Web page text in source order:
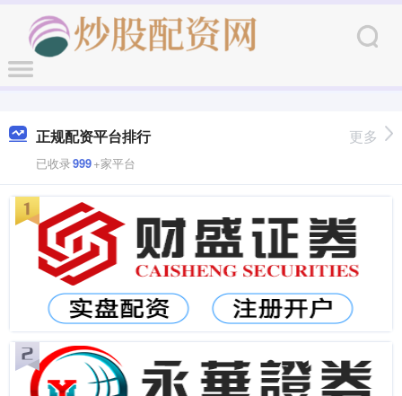
正规配资平台排行
已收录999+家平台
更多